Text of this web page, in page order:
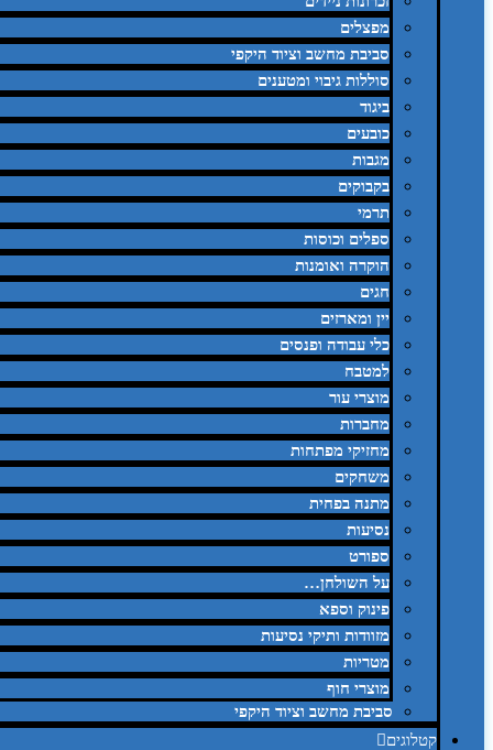
מפצלים
סביבת מחשב וציוד היקפי
סוללות גיבוי ומטענים
ביגוד
כובעים
מגבות
בקבוקים
תרמי
ספלים וכוסות
הוקרה ואומנות
חגים
יין ומארזים
כלי עבודה ופנסים
למטבח
מוצרי עור
מחברות
מחזיקי מפתחות
משחקים
מתנה בפחית
נסיעות
ספורט
על השולחן…
פינוק וספא
מזוודות ותיקי נסיעות
מטריות
מוצרי חוף
סביבת מחשב וציוד היקפי
קטלוגים